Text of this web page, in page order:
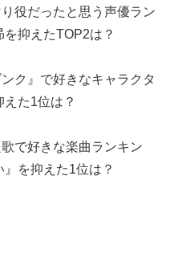
役だったと思う声優ラン
抑えたTOP2は？
ク』で好きなキャラクタ
た1位は？
で好きな楽曲ランキン
を抑えた1位は？